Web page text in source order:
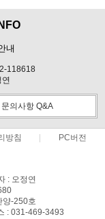
내
118618
문의사항 Q&A
방침 PC버전
: 오정연
양-250호
: 031-469-3493